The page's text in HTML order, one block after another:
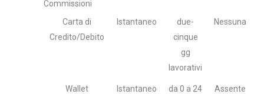
Commissioni
Carta di
Credito/Debito
Istantaneo
due-
cinque
gg
lavorativi
Nessuna
Wallet
Istantaneo
da 0 a 24
Assente